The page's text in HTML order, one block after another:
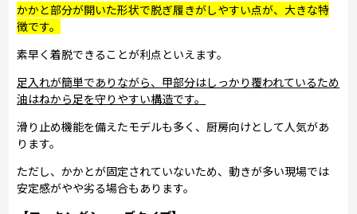
かかと部分が開いた形状で脱ぎ履きがしやすい点が、大きな特
徴です。
素早く着脱できることが利点といえます。
足入れが簡単でありながら、甲部分はしっかり覆われているため
油はねから足を守りやすい構造です。
滑り止め機能を備えたモデルも多く、厨房向けとして人気があ
ります。
ただし、かかとが固定されていないため、動きが多い現場では
安定感がやや劣る場合もあります。